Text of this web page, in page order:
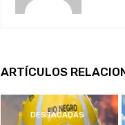
ARTÍCULOS
DESTACADAS